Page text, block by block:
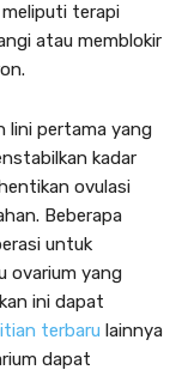
terapi
atau memblokir
lini pertama yang
kadar
ovulasi
Beberapa
untuk
ovarium yang
ini dapat
terbaru lainnya
dapat